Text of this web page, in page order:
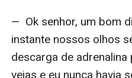
—  Ok senhor, um bom
instante nossos olhos
descarga de
veias e eu nunca havia